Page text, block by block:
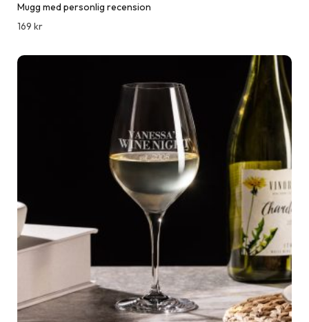
Mugg med personlig recension
169 kr